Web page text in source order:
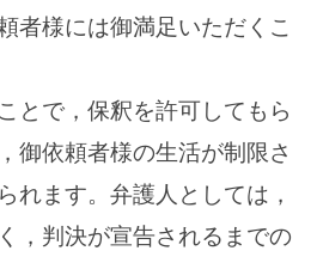
者様には御満足いただくこ
とで，保釈を許可してもら
御依頼者様の生活が制限さ
れます。弁護人としては，
，判決が宣告されるまでの